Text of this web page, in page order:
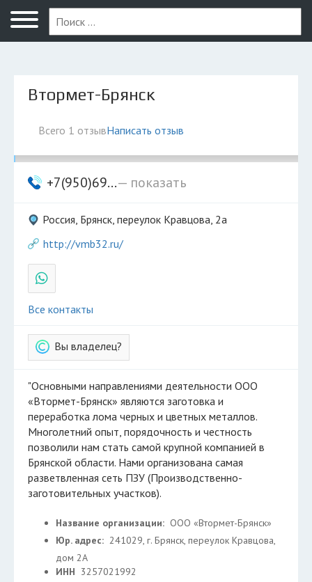
Брянск
Втормет-Брянск
Всего 1 отзывНаписать отзыв
+7(950)69...— показать
Россия, Брянск, переулок Кравцова, 2а
http://vmb32.ru/
Все контакты
Вы владелец?
"Основными направлениями деятельности ООО
«Втормет-Брянск» являются заготовка и
переработка лома черных и цветных металлов.
Многолетний опыт, порядочность и честность
позволили нам стать самой крупной компанией в
Брянской области. Нами организована самая
разветвленная сеть ПЗУ (Производственно-
заготовительных участков).
Название организации: ООО «Втормет-Брянск»
Юр. адрес: 241029, г. Брянск, переулок Кравцова,
дом 2А
ИНН 3257021992